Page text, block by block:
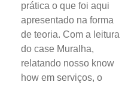
prática o que foi aqui
apresentado na forma
de teoria. Com a leitura
do case Muralha,
relatando nosso know
how em serviços, o